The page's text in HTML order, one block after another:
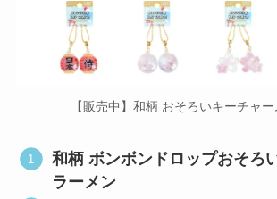
【販売中】和柄 おそろいキーチャ
和柄 ボンボンドロップおそろ
ラーメン